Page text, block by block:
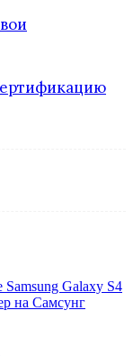
Samsung Galaxy S4
на Самсунг